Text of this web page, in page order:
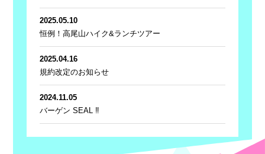
2025.05.10
恒例！高尾山ハイク&ランチツアー
2025.04.16
規約改定のお知らせ
2024.11.05
バーゲン SEAL ‼